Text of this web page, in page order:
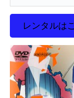
レンタルは